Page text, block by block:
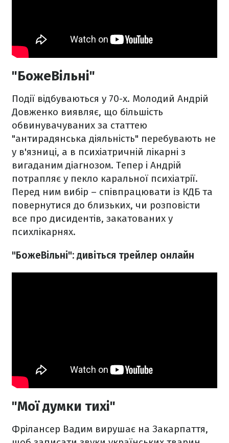
"БожеВільні"
Події відбуваються у 70-х. Молодий Андрій
Довженко виявляє, що більшість
обвинувачуваних за статтею
"антирадянська діяльність" перебувають не
у в'язниці, а в психіатричній лікарні з
вигаданим діагнозом. Тепер і Андрій
потрапляє у пекло каральної психіатрії.
Перед ним вибір – співпрацювати із КДБ та
повернутися до близьких, чи розповісти
все про дисидентів, закатованих у
психлікарнях.
"БожеВільні": дивіться трейлер онлайн
"Мої думки тихі"
Фрілансер Вадим вирушає на Закарпаття,